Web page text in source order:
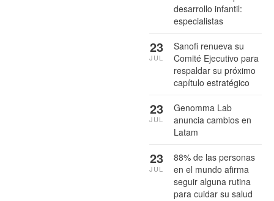
desarrollo infantil:
especialistas
Sanofi renueva su
Comité Ejecutivo para
respaldar su próximo
capítulo estratégico
23
JUL
Genomma Lab
anuncia cambios en
Latam
23
JUL
88% de las personas
en el mundo afirma
seguir alguna rutina
para cuidar su salud
23
JUL